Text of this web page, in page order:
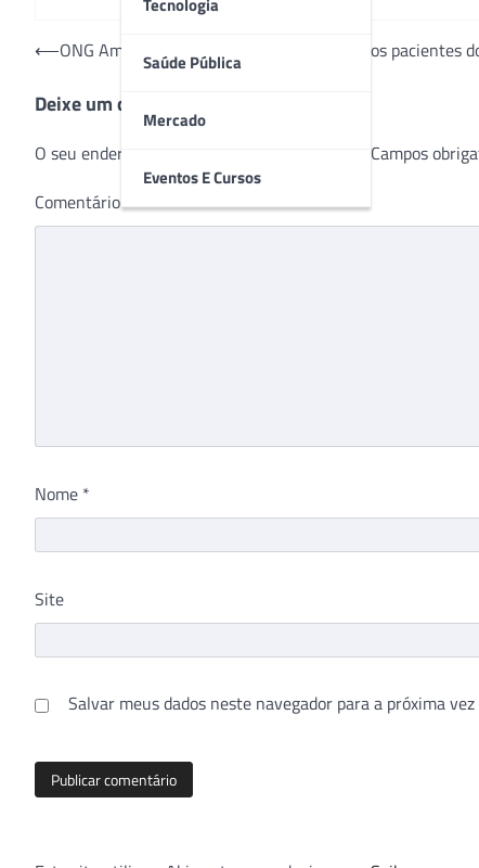
Saúde Pública
Mercado
Eventos E Cursos
Navegação
Post
⟵ONG Amigos pela fé volta a levar música aos pacientes
Deixe um comentário
O seu endereço de e-mail não será publicado. Campos
Comentário*
Nome *
Site
Salvar meus dados neste navegador para a próxima